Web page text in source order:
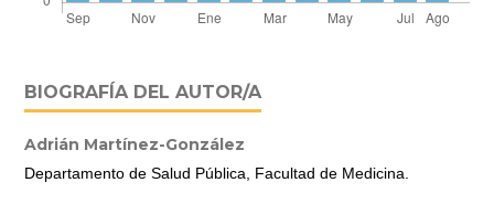
BIOGRAFÍA DEL AUTOR/A
Adrián Martínez-González
Departamento de Salud Pública, Facultad de Medicina.